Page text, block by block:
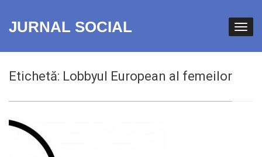
JURNAL SOCIAL
Etichetă: Lobbyul European al femeilor